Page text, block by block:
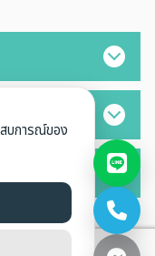
บการณ์ของ